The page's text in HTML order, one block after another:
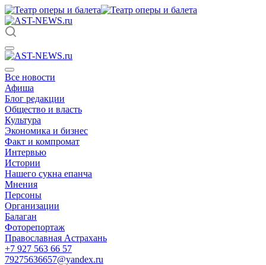
Все новости
Афиша
Блог редакции
Общество и власть
Культура
Экономика и бизнес
Факт и компромат
Интервью
Истории
Нашего сукна епанча
Мнения
Персоны
Организации
Балаган
Фоторепортаж
Православная Астрахань
+7 927 563 66 57
79275636657@yandex.ru